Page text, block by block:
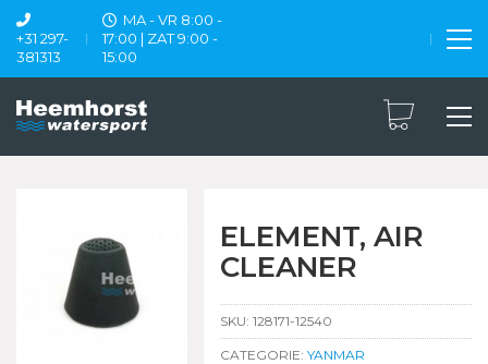
+31 297-
381313
MA - VR 8:00 -
17:00 | ZAT 9:00 -
15:00
ELEMENT, AIR
CLEANER
SKU: 128171-12540
CATEGORIE: YANMAR